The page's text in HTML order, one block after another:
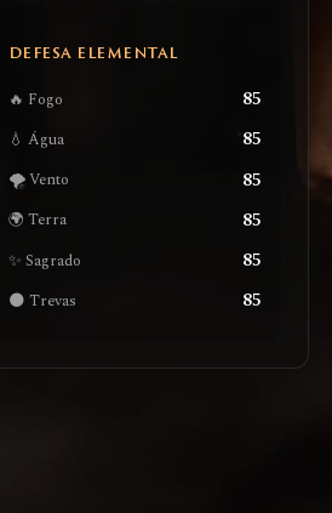
DEFESA ELEMENTAL
🔥 Fogo 85
💧 Água 85
🌪️ Vento 85
🌍 Terra 85
✨ Sagrado 85
🌑 Trevas 85